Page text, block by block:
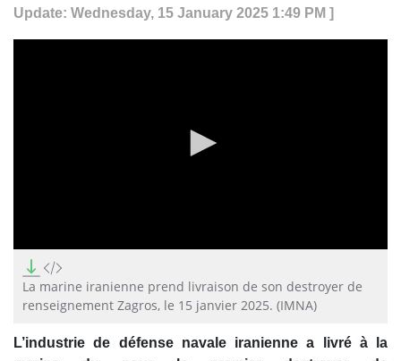
Update: Wednesday, 15 January 2025 1:49 PM ]
seconds
of
minutes,
seconds
La marine iranienne prend livraison de son destroyer de
renseignement Zagros, le 15 janvier 2025. (IMNA)
L’industrie de défense navale iranienne a livré à la